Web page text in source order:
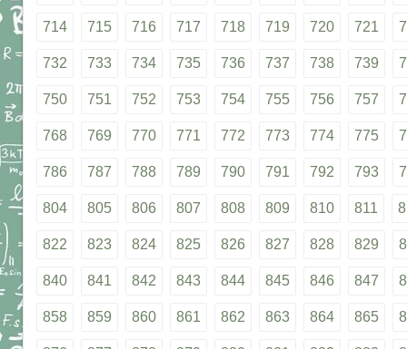
714 715 716 717 718 719 720 721
732 733 734 735 736 737 738 739
750 751 752 753 754 755 756 757
768 769 770 771 772 773 774 775
786 787 788 789 790 791 792 793
804 805 806 807 808 809 810 811
822 823 824 825 826 827 828 829
840 841 842 843 844 845 846 847
858 859 860 861 862 863 864 865